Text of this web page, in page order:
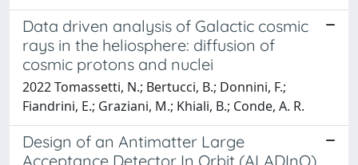
Data driven analysis of Galactic cosmic
rays in the heliosphere: diffusion of
cosmic protons and nuclei
2022 Tomassetti, N.; Bertucci, B.; Donnini, F.;
Fiandrini, E.; Graziani, M.; Khiali, B.; Conde, A. R.
Design of an Antimatter Large
Acceptance Detector In Orbit (ALADInO)